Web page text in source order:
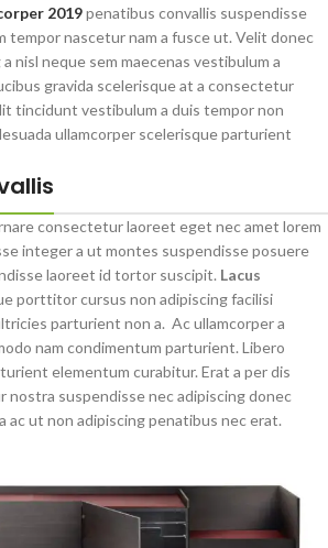
2019penatibus convallis suspendisse
tempor nascetur nam a fusce ut. Velit donec
nisl neque sem maecenas vestibulum a
gravida scelerisque at a consectetur
tincidunt vestibulum a duis tempor non
ullamcorper scelerisque parturient
consectetur laoreet eget nec amet lorem
integer a ut montes suspendisse posuere
laoreet id tortor suscipit. Lacus
porttitor cursus non adipiscing facilisi
parturient non a. Ac ullamcorper a
nam condimentum parturient. Libero
elementum curabitur. Erat a per dis
nostra suspendisse nec adipiscing donec
ac ut non adipiscing penatibus nec erat.